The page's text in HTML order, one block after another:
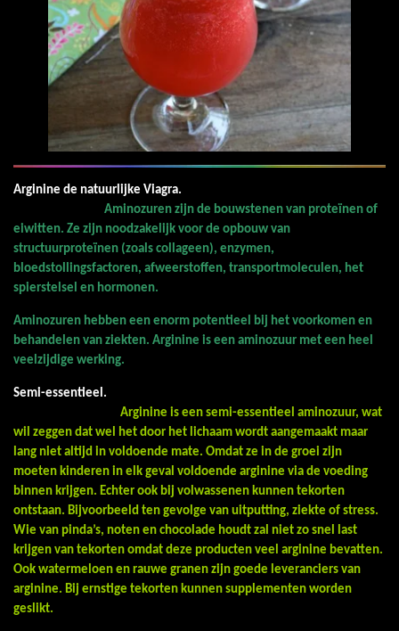
Arginine de natuurlijke Viagra.
Aminozuren zijn de bouwstenen van proteïnen of
eiwitten. Ze zijn noodzakelijk voor de opbouw van
structuurproteïnen (zoals collageen), enzymen,
bloedstollingsfactoren, afweerstoffen, transportmoleculen, het
spierstelsel en hormonen.
Aminozuren hebben een enorm potentieel bij het voorkomen en
behandelen van ziekten. Arginine is een aminozuur met een heel
veelzijdige werking.
Semi-essentieel.
Arginine is een semi-essentieel aminozuur, wat
wil zeggen dat wel het door het lichaam wordt aangemaakt maar
lang niet altijd in voldoende mate. Omdat ze in de groei zijn
moeten kinderen in elk geval voldoende arginine via de voeding
binnen krijgen. Echter ook bij volwassenen kunnen tekorten
ontstaan. Bijvoorbeeld ten gevolge van uitputting, ziekte of stress.
Wie van pinda’s, noten en chocolade houdt zal niet zo snel last
krijgen van tekorten omdat deze producten veel arginine bevatten.
Ook watermeloen en rauwe granen zijn goede leveranciers van
arginine. Bij ernstige tekorten kunnen supplementen worden
geslikt.